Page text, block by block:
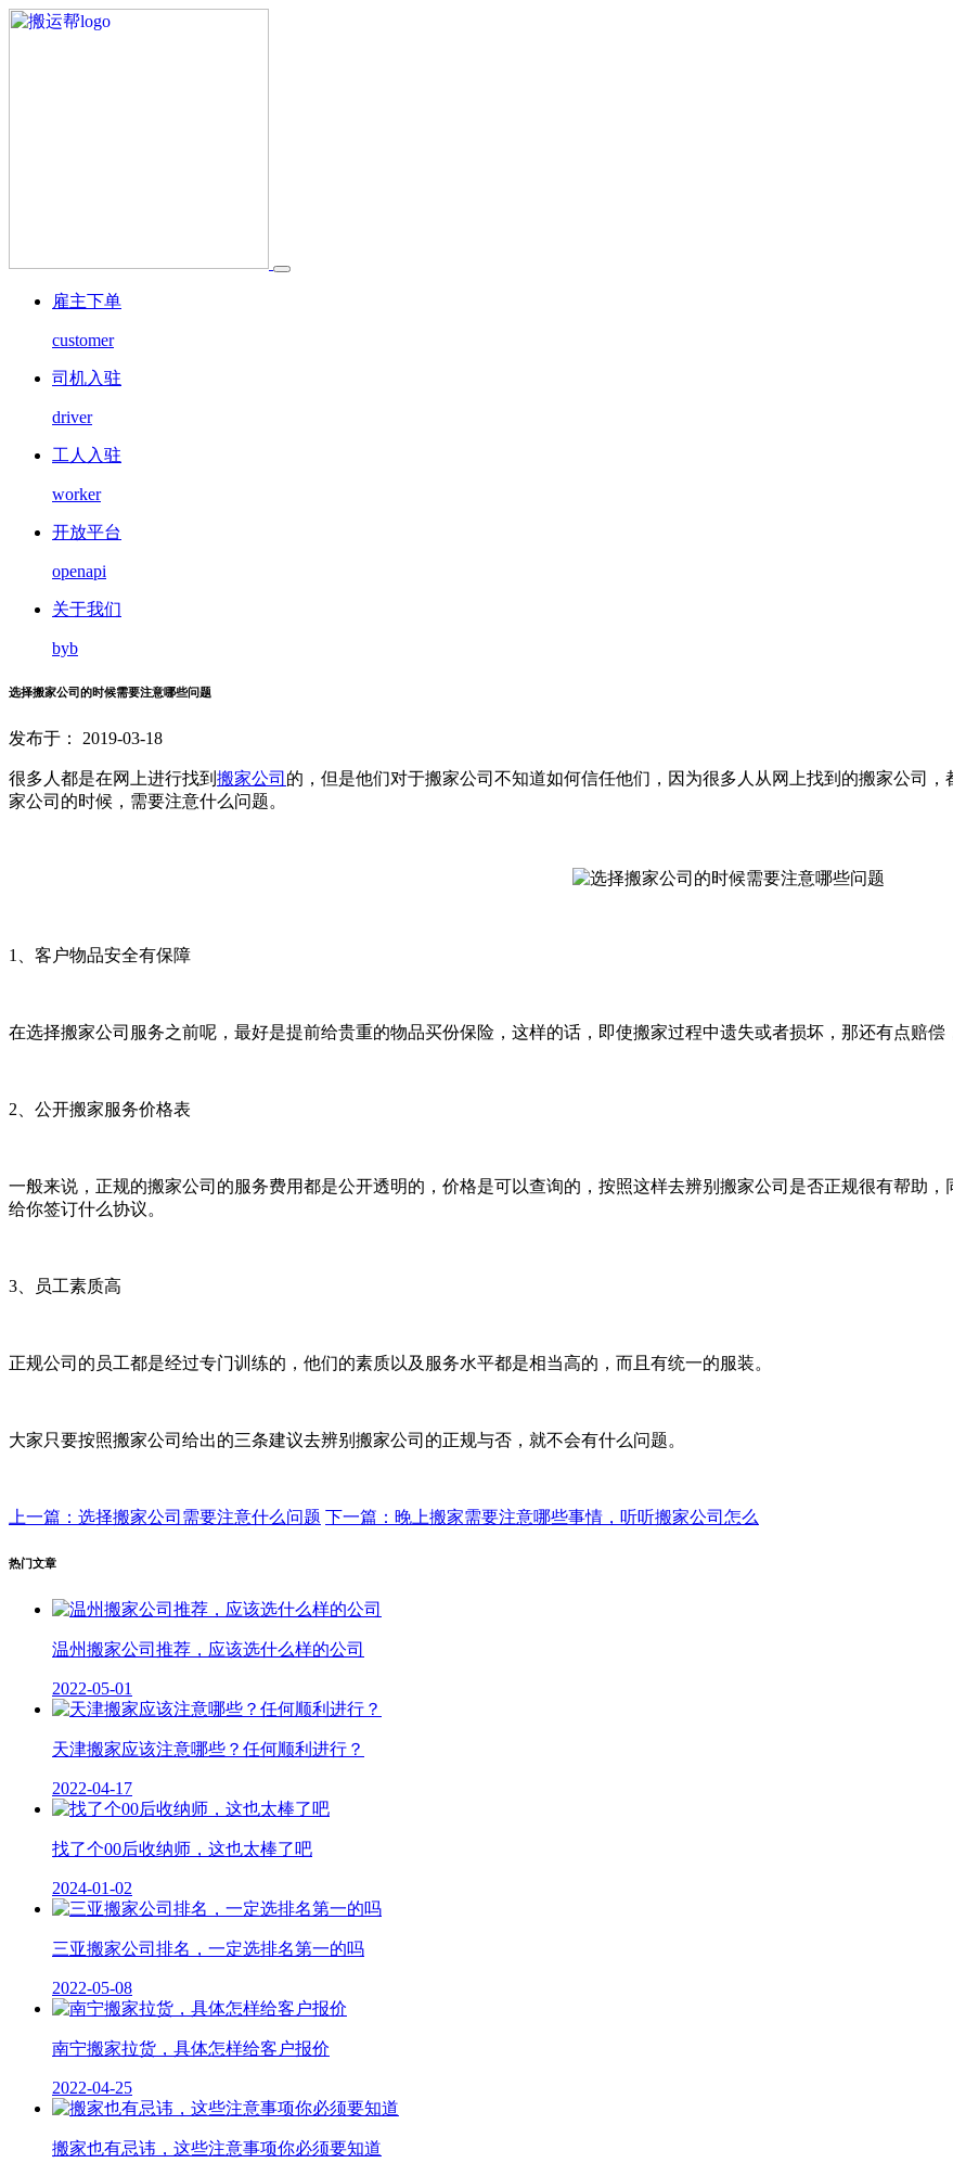
雇主下单
customer
司机入驻
driver
工人入驻
worker
开放平台
openapi
关于我们
byb
选择搬家公司的时候需要注意哪些问题
发布于： 2019-03-18
很多人都是在网上进行找到 搬家公司 的，但是他们对于搬家公司不知道如何信任他们，因为很多人从网上找到的搬家公司
家公司的时候，需要注意什么问题。
1、客户物品安全有保障
在选择搬家公司服务之前呢，最好是提前给贵重的物品买份保险，这样的话，即使搬家过程中遗失或者损坏，那还有点赔偿
2、公开搬家服务价格表
一般来说，正规的搬家公司的服务费用都是公开透明的，价格是可以查询的，按照这样去辨别搬家公司是否正规很有帮助
给你签订什么协议。
3、员工素质高
正规公司的员工都是经过专门训练的，他们的素质以及服务水平都是相当高的，而且有统一的服装。
大家只要按照搬家公司给出的三条建议去辨别搬家公司的正规与否，就不会有什么问题。
上一篇：选择搬家公司需要注意什么问题 下一篇：晚上搬家需要注意哪些事情，听听搬家公司怎么
热门文章
温州搬家公司推荐，应该选什么样的公司
2022-05-01
天津搬家应该注意哪些？任何顺利进行？
2022-04-17
找了个00后收纳师，这也太棒了吧
2024-01-02
三亚搬家公司排名，一定选排名第一的吗
2022-05-08
南宁搬家拉货，具体怎样给客户报价
2022-04-25
搬家也有忌讳，这些注意事项你必须要知道